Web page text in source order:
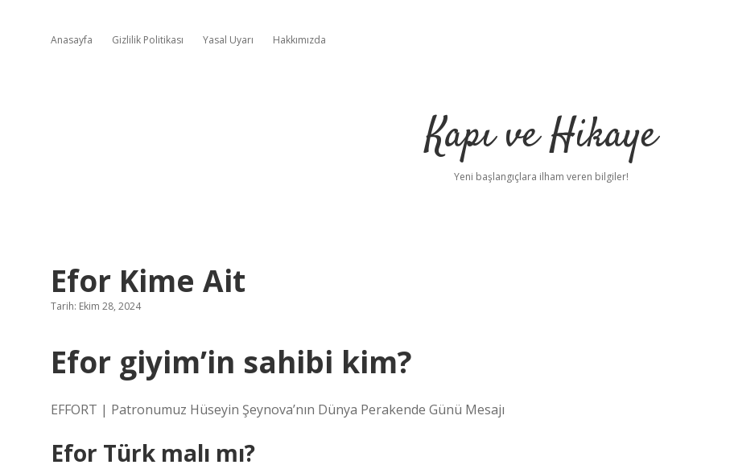
Anasayfa Gizlilik Politikası Yasal Uyarı Hakkımızda
Kapı ve Hikaye
Yeni başlangıçlara ilham veren bilgiler!
Efor Kime Ait
Tarih: Ekim 28, 2024
Efor giyim’in sahibi kim?
EFFORT | Patronumuz Hüseyin Şeynova’nın Dünya Perakende Günü Mesajı
Efor Türk malı mı?